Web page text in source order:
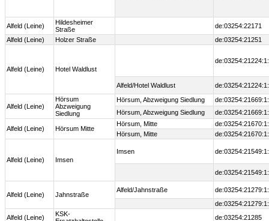
Alfeld (Leine)
Hildesheimer
Straße
de:03254:22171
Alfeld (Leine)
Holzer Straße de:03254:21251
Alfeld (Leine) Hotel Waldlust
Alfeld/Hotel Waldlust
Alfeld (Leine)
Hörsum
Abzweigung
Siedlung
Hörsum, Abzweigung Siedlung
Hörsum, Abzweigung Siedlung
Alfeld (Leine) Hörsum Mitte
Hörsum, Mitte
Hörsum, Mitte
Alfeld (Leine) Imsen
Imsen
Alfeld (Leine) Jahnstraße
Alfeld/Jahnstraße
Alfeld (Leine)
KSK-
de:03254:21285